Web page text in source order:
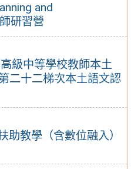
and
研習營
級中等學校教師本土
二十二梯次本土語文認
助教學（含數位融入）